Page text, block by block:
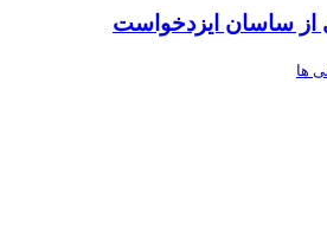
از ساسان ایزدخواست
ها